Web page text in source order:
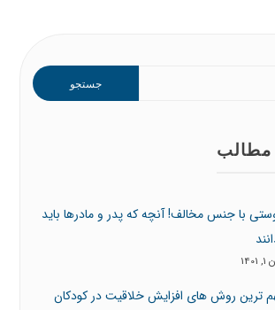
برای:
مطالب
با جنس مخالف! آنچه که پدر و مادرها باید
ترین روش های افزایش خلاقیت در کودکان